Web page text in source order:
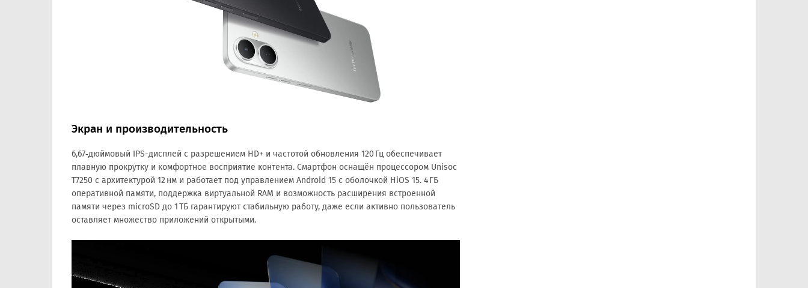
Экран и производительность
6,67‑дюймовый IPS-дисплей с разрешением HD+ и частотой обновления 120 Гц обеспечивает
плавную прокрутку и комфортное восприятие контента. Смартфон оснащён процессором Unisoc
T7250 с архитектурой 12 нм и работает под управлением Android 15 с оболочкой HiOS 15. 4 ГБ
оперативной памяти, поддержка виртуальной RAM и возможность расширения встроенной
памяти через microSD до 1 ТБ гарантируют стабильную работу, даже если активно пользователь
оставляет множество приложений открытыми.